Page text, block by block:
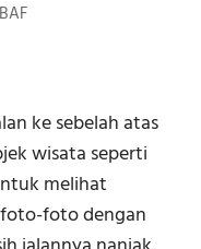
ke sebelah atas
wisata seperti
melihat
foto dengan